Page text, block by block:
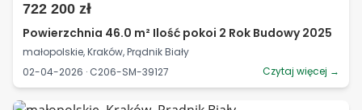
722 200 zł
Powierzchnia 46.0 m² Ilość pokoi 2 Rok Budowy 2025
małopolskie, Kraków, Prądnik Biały
02-04-2026 · C206-SM-39127
Czytaj więcej →